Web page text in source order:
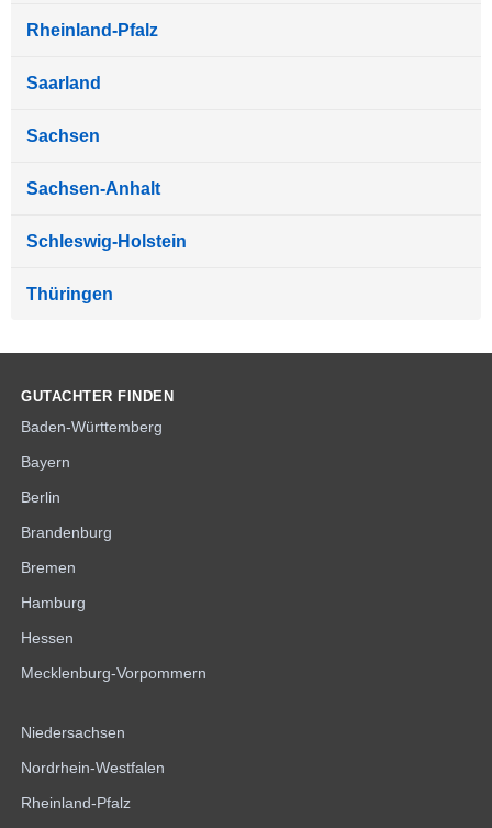
Rheinland-Pfalz
Saarland
Sachsen
Sachsen-Anhalt
Schleswig-Holstein
Thüringen
GUTACHTER FINDEN
Baden-Württemberg
Bayern
Berlin
Brandenburg
Bremen
Hamburg
Hessen
Mecklenburg-Vorpommern
Niedersachsen
Nordrhein-Westfalen
Rheinland-Pfalz